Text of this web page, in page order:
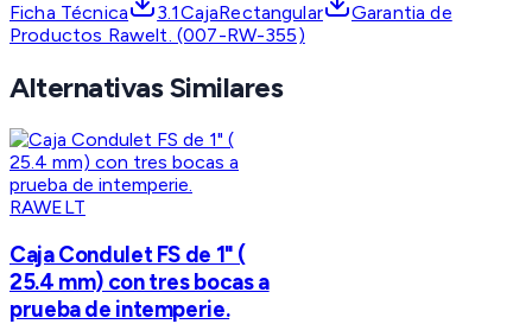
Ficha Técnica 3.1CajaRectangular
Garantia de
Productos Rawelt. (007-RW-355)
Alternativas Similares
RAWELT
Caja Condulet FS de 1" (
25.4 mm) con tres bocas a
prueba de intemperie.